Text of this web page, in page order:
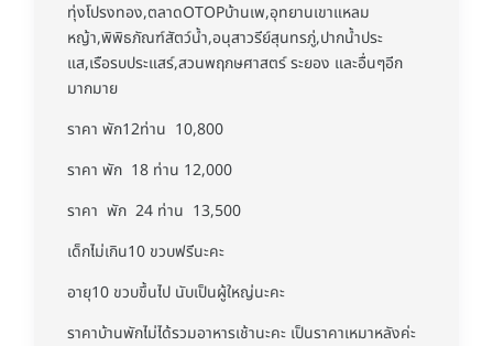
ทุ่งโปรงทอง,ตลาดOTOPบ้านเพ,อุทยานเขาแหลม
หญ้า,พิพิธภัณฑ์สัตว์น้ำ,อนุสาวรีย์สุนทรภู่,ปากน้ำประ
แส,เรือรบประแสร์,สวนพฤกษศาสตร์ ระยอง และอื่นๆอีก
มากมาย
ราคา พัก12ท่าน 10,800
ราคา​ พัก 18 ท่าน 12,000
ราคา พัก 24 ท่าน 13,500
เด็กไม่เกิน10 ขวบฟรีนะคะ
อายุ10 ขวบขึ้นไป นับเป็นผู้ใหญ่นะคะ
ราคาบ้านพักไม่ได้รวมอาหารเช้านะคะ เป็นราคาเหมาหลังค่ะ